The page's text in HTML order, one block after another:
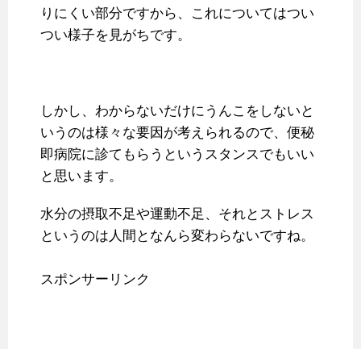
りにくい部分ですから、これについてはつい
つい様子を見がちです。
しかし、わからないだけにうんこをしないと
いうのは様々な要因が考えられるので、便秘
即病院に診てもらうというスタンスでもいい
と思います。
水分の摂取不足や運動不足、それとストレス
というのは人間となんら変わらないですね。
スポンサーリンク